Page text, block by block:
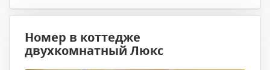
Номер в коттедже
двухкомнатный Люкс